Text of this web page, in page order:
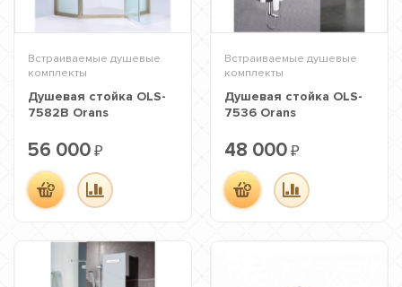
Встраиваемые душевые
комплекты
Душевая стойка OLS-
7582B Orans
56 000 ₽
Встраиваемые душевые
комплекты
Душевая стойка OLS-
7536 Orans
48 000 ₽